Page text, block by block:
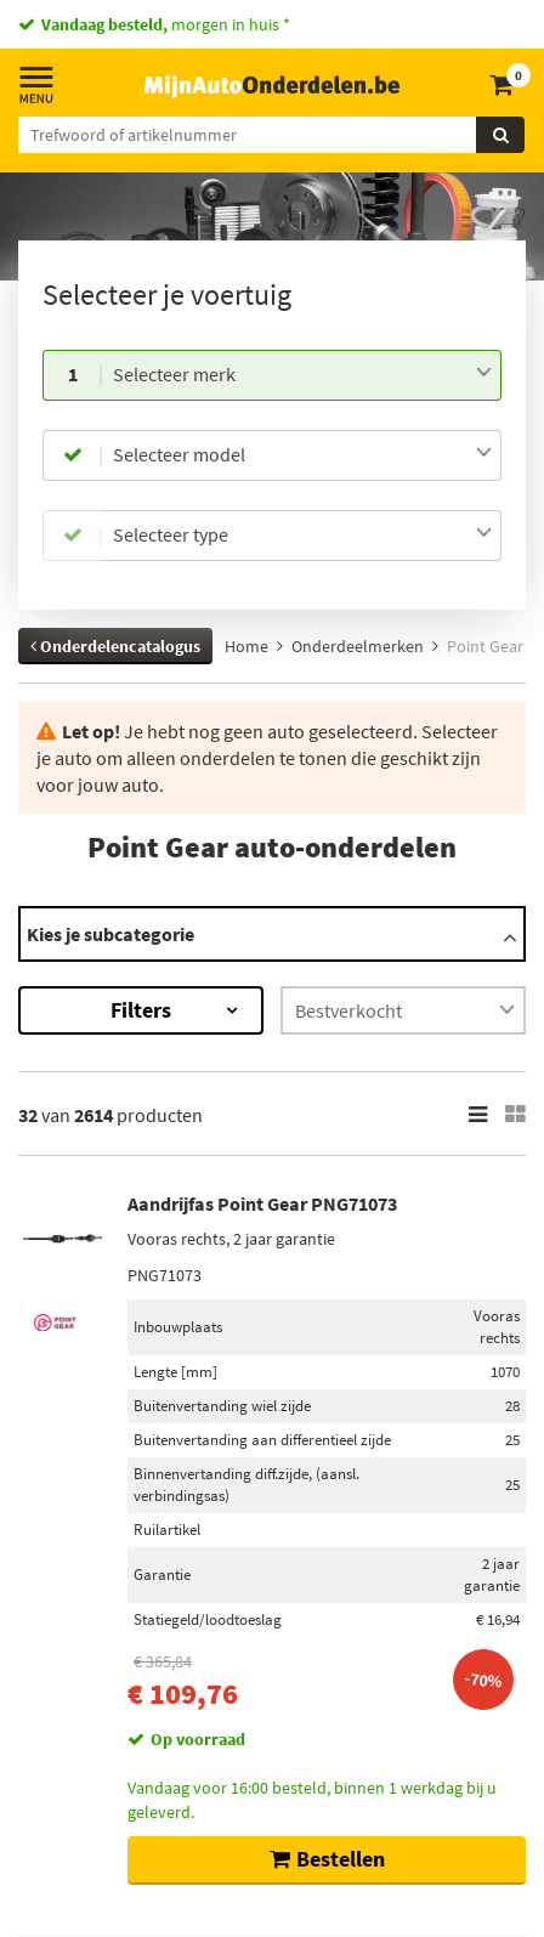
Vandaag besteld, morgen in huis *
0
Selecteer je voertuig
1 Selecteer merk
Selecteer model
Selecteer type
Onderdelencatalogus Home Onderdeelmerken Point Gear
Let op! Je hebt nog geen auto geselecteerd. Selecteer
je auto om alleen onderdelen te tonen die geschikt zijn
voor jouw auto.
Point Gear auto-onderdelen
Categorieën
Aandrijfas
Ontsteekpuls Sensor
Voorraad
Niet op voorraad (1129)
Kies je subcategorie
Filters
32van 2614 producten
Aandrijfas Point Gear PNG71073
Vooras rechts, 2 jaar garantie
PNG71073
Inbouwplaats
Vooras
rechts
Lengte [mm]
1070
Buitenvertanding wiel zijde
28
Buitenvertanding aan differentieel zijde
25
Binnenvertanding diff.zijde, (aansl.
verbindingsas)
25
Ruilartikel
Garantie
2 jaar
garantie
Statiegeld/loodtoeslag
€ 16,94
€ 365,84
€ 109,76 -70%
Op voorraad
Vandaag voor 16:00 besteld, binnen 1 werkdag bij u
geleverd.
Bestellen